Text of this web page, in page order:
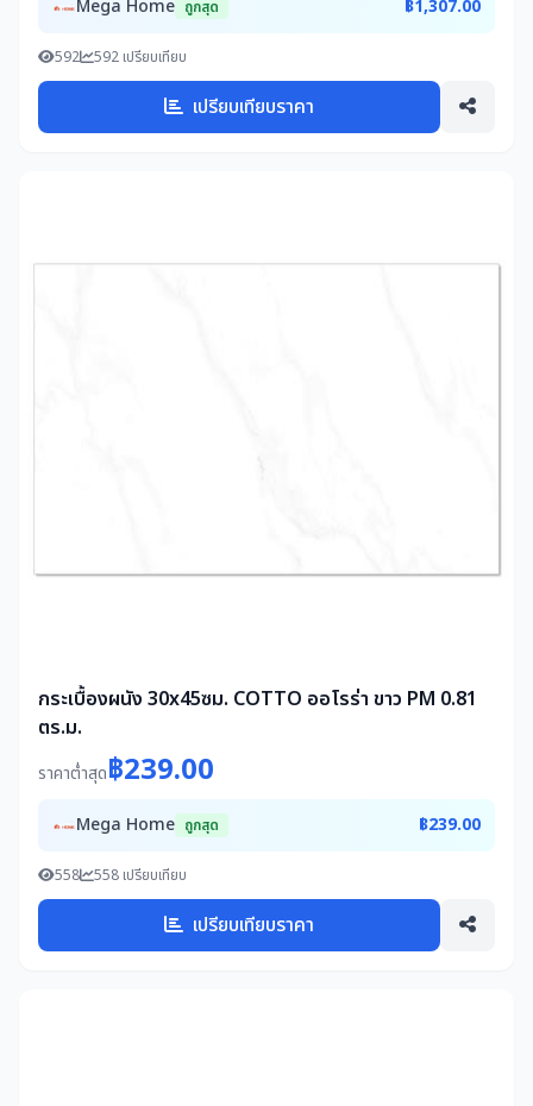
Mega Home ถูกสุด ฿1,307.00
592 592 เปรียบเทียบ
เปรียบเทียบราคา
กระเบื้องผนัง 30x45ซม. COTTO ออโรร่า ขาว PM 0.81
ตร.ม.
ราคาต่ำสุด฿239.00
Mega Home ถูกสุด ฿239.00
558 558 เปรียบเทียบ
เปรียบเทียบราคา